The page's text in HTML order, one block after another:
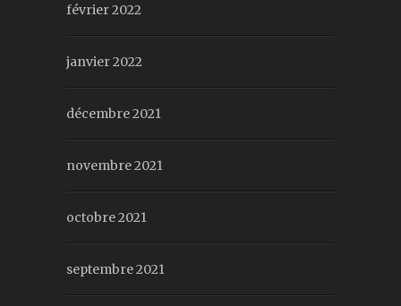
février 2022
janvier 2022
décembre 2021
novembre 2021
octobre 2021
septembre 2021